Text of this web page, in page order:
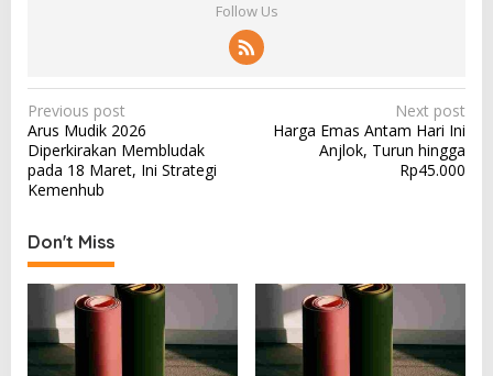
Follow Us
P
o
s
t
n
a
v
i
g
Previous post
Arus Mudik 2026
Diperkirakan Membludak
pada 18 Maret, Ini Strategi
Kemenhub
Next post
Harga Emas Antam Hari Ini
Anjlok, Turun hingga
Rp45.000
Don't Miss